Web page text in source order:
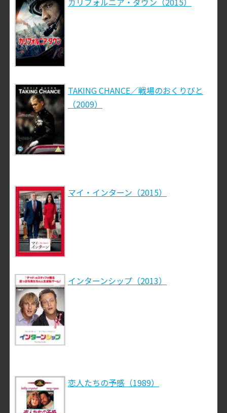
TAKING CHANCE／戦場のおくりびと
（2009）
マイ・インターン（2015）
インターンシップ（2013）
恋人たちの予感（1989）